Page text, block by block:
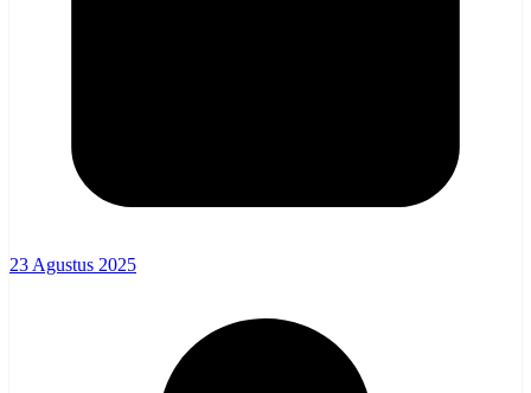
23 Agustus 2025